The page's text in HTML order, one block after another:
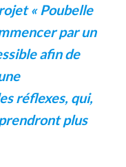
« Poubelle
par un
afin de
réflexes, qui,
plus